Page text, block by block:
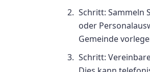
Schritt: Sammeln
oder
Gemeinde
Schritt: